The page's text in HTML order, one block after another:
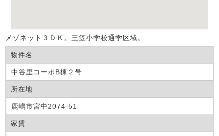
メゾネット３ＤＫ。三笠小学校通学区域。
物件名
中谷里コーポB棟２号
所在地
鹿嶋市宮中2074-51
家賃